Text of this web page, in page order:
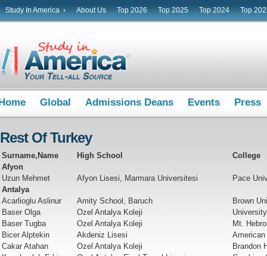
Study In America › About Us Top 2026 Top 2025 Top 2024 Top
Global Admissions Deans Events Press
Rest Of Turkey
Surname,Name High School
College
Afyon
Uzun Mehmet
Afyon Lisesi, Marmara Universitesi
Pace
Antalya
Acarlioglu Aslinur
Amity School, Baruch
Brown
Baser Olga
Ozel Antalya Koleji
Baser Tugba
Ozel Antalya Koleji
Mt.
Bicer Alptekin
Akdeniz Lisesi
Cakar Atahan
Ozel Antalya Koleji
Brandon